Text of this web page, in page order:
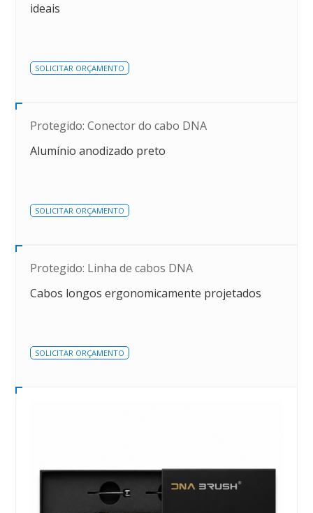
ideais
SOLICITAR ORÇAMENTO
Protegido: Conector do cabo DNA
Alumínio anodizado preto
SOLICITAR ORÇAMENTO
Protegido: Linha de cabos DNA
Cabos longos ergonomicamente projetados
SOLICITAR ORÇAMENTO